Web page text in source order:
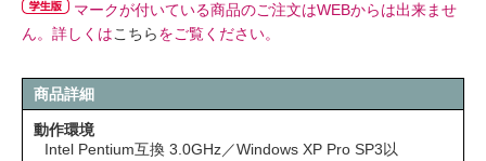
マークが付いている商品のご注文はWEBからは出来ませ
ん。詳しくはこちらをご覧ください。
商品詳細
動作環境
Intel Pentium互換 3.0GHz／Windows XP Pro SP3以